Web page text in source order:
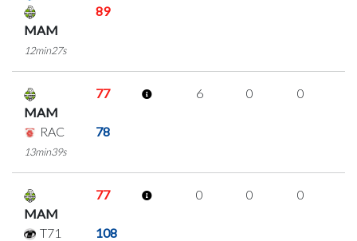
MAM
89
12min27s
MAM
77
RAC 78
13min39s
6 0 0
MAM
77
T71 108
0 0 0